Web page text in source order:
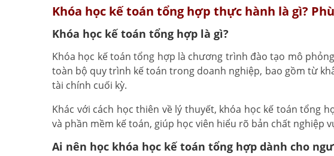
Khóa học kế toán tổng hợp thực hành là gì?
Khóa học kế toán tổng hợp là gì?
Khóa học kế toán tổng hợp là chương trình đào tạo mô
toàn bộ quy trình kế toán trong doanh nghiệp, bao gồm từ
tài chính cuối kỳ.
Khác với cách học thiên về lý thuyết, khóa học kế toán
và phần mềm kế toán, giúp học viên hiểu rõ bản chất nghiệp
Ai nên học khóa học kế toán tổng hợp dành cho